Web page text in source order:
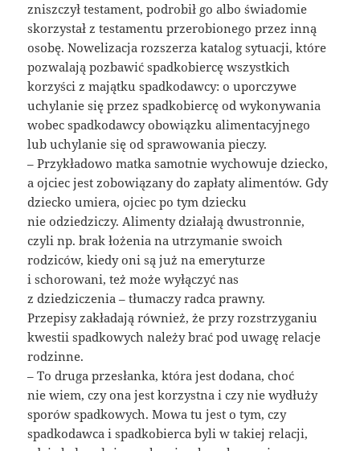
zniszczył testament, podrobił go albo świadomie
skorzystał z testamentu przerobionego przez inną
osobę. Nowelizacja rozszerza katalog sytuacji, które
pozwalają pozbawić spadkobiercę wszystkich
korzyści z majątku spadkodawcy: o uporczywe
uchylanie się przez spadkobiercę od wykonywania
wobec spadkodawcy obowiązku alimentacyjnego
lub uchylanie się od sprawowania pieczy.
– Przykładowo matka samotnie wychowuje dziecko,
a ojciec jest zobowiązany do zapłaty alimentów. Gdy
dziecko umiera, ojciec po tym dziecku
nie odziedziczy. Alimenty działają dwustronnie,
czyli np. brak łożenia na utrzymanie swoich
rodziców, kiedy oni są już na emeryturze
i schorowani, też może wyłączyć nas
z dziedziczenia – tłumaczy radca prawny.
Przepisy zakładają również, że przy rozstrzyganiu
kwestii spadkowych należy brać pod uwagę relacje
rodzinne.
– To druga przesłanka, która jest dodana, choć
nie wiem, czy ona jest korzystna i czy nie wydłuży
sporów spadkowych. Mowa tu jest o tym, czy
spadkodawca i spadkobierca byli w takiej relacji,